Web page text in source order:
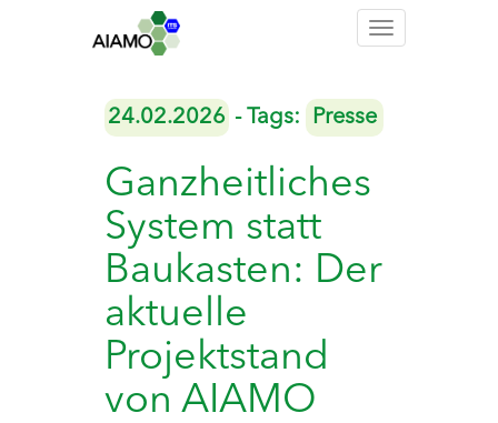
Toggle
24.02.2026 - Tags: Presse
Ganzheitliches
System statt
Baukasten: Der
aktuelle
Projektstand
von AIAMO